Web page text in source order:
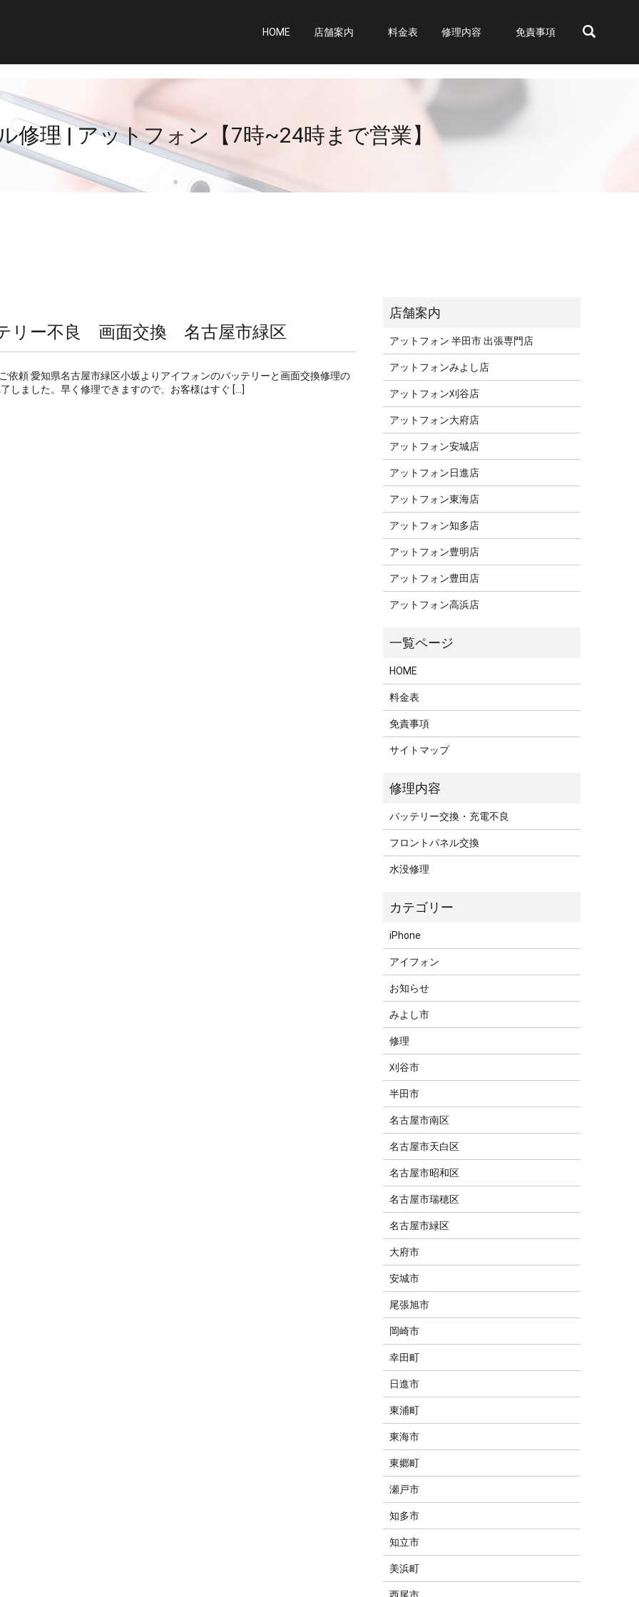
HOME 店舗案内 料金表 修理内容 免責事項
修理 | アットフォン【7時~24時まで営業】
リー不良 画面交換 名古屋市緑区
依頼 愛知県名古屋市緑区小坂よりアイフォンのバッテリーと画面交換修理の
しました。早く修理できますので、お客様はすぐ […]
アットフォン 半田市 出張専門店
アットフォンみよし店
アットフォン刈谷店
アットフォン大府店
アットフォン安城店
アットフォン日進店
アットフォン東海店
アットフォン知多店
アットフォン豊明店
アットフォン豊田店
アットフォン高浜店
HOME
料金表
免責事項
サイトマップ
バッテリー交換・充電不良
フロントパネル交換
水没修理
iPhone
アイフォン
お知らせ
みよし市
修理
刈谷市
半田市
名古屋市南区
名古屋市天白区
名古屋市昭和区
名古屋市瑞穂区
名古屋市緑区
大府市
安城市
尾張旭市
岡崎市
幸田町
日進市
東浦町
東海市
東郷町
瀬戸市
知多市
知立市
美浜町